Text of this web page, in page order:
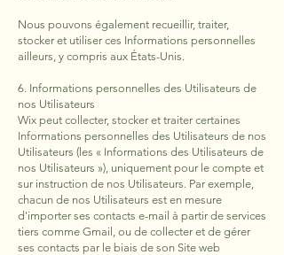
Nous pouvons également recueillir, traiter,
stocker et utiliser ces Informations personnelles
ailleurs, y compris aux États-Unis.
6. Informations personnelles des Utilisateurs de
nos Utilisateurs
Wix peut collecter, stocker et traiter certaines
Informations personnelles des Utilisateurs de nos
Utilisateurs (les « Informations des Utilisateurs de
nos Utilisateurs »), uniquement pour le compte et
sur instruction de nos Utilisateurs. Par exemple,
chacun de nos Utilisateurs est en mesure
d'importer ses contacts e-mail à partir de services
tiers comme Gmail, ou de collecter et de gérer
ses contacts par le biais de son Site web